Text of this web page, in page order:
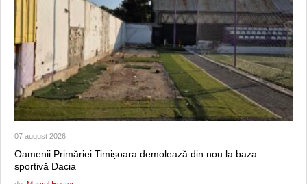
07 august 2026
Oamenii Primăriei Timișoara demolează din nou la baza
sportivă Dacia